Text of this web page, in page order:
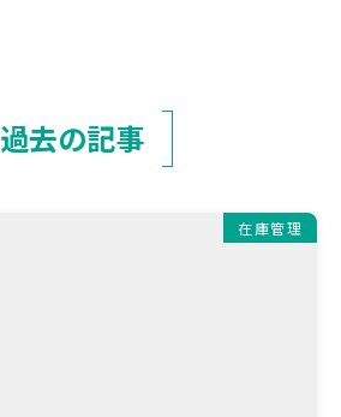
過去の記事
在庫管理